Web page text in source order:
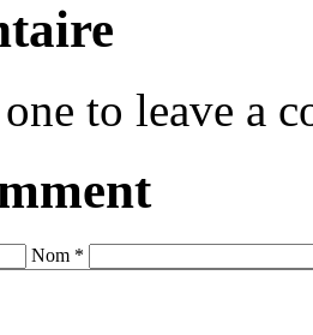
to leave a
Nom *